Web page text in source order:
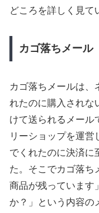
どころを詳しく見て
カゴ落ちメール
カゴ落ちメールは、
れたのに購入されな
けて送られるメール
リーショップを運営
でくれたのに決済に
た。そこでカゴ落ち
商品が残っています
か？」という内容の